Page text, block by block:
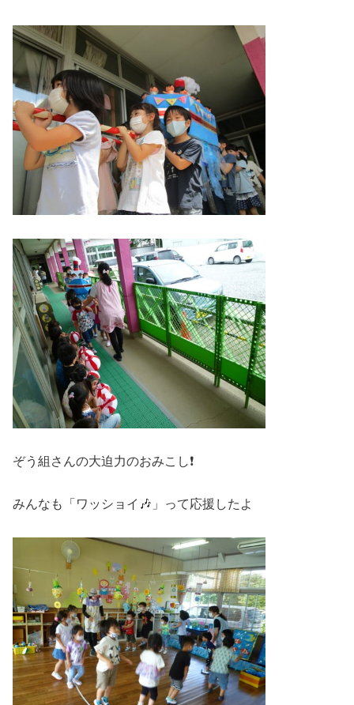
ぞう組さんの大迫力のおみこし❗
みんなも「ワッショイ🎶」って応援したよ